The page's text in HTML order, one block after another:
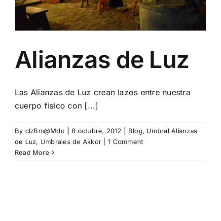
Alianzas de Luz
Las Alianzas de Luz crean lazos entre nuestra
cuerpo fisico con [...]
By clzBm@Mdo 8 octubre, 2012 Blog, Umbral Alianzas
de Luz, Umbrales de Akkor
1 Comment
Read More